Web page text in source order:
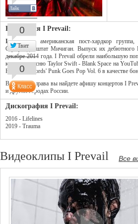
Биография I Prevail:
I Prevail- американская пост-хардкор
Саутфилде, штат Мичиган. Выпуск их дебютного
декабре 2014 года. I Prevail обрели наибольшую
кавера на песню Taylor Swift - Blank Space на
Fearless Records' Punk Goes Pop Vol. 6 в качестве
В колонке справа вы найдете афишу концертов I
и других городах России.
Дискография I Prevail:
2016 - Lifelines
2019 - Trauma
Видеоклипы I Prevail Все
Лайк
0
Твит
0